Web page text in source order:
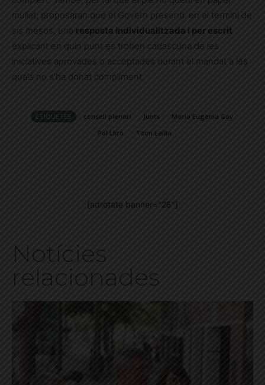
mullat, proposaran que el Govern presenti, en el termini de
sis mesos, una resposta individualitzada i per escrit
explicant en quin punt es troben cadascuna de les
iniciatives aprovades o acceptades durant el mandat a les
quals no s’ha donat compliment.
ETIQUETES consell plenari Junts
Maria Eugènia Gay
Pol Lliró
Titon Lailla
[adrotate banner="28"]
Notícies
relacionades